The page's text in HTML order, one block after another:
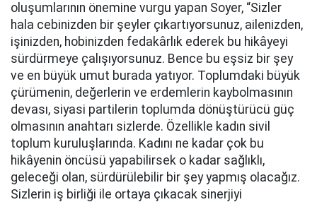
oluşumlarının önemine vurgu yapan Soyer, “Sizler
hala cebinizden bir şeyler çıkartıyorsunuz, ailenizden,
işinizden, hobinizden fedakârlık ederek bu hikâyeyi
sürdürmeye çalışıyorsunuz. Bence bu eşsiz bir şey
ve en büyük umut burada yatıyor. Toplumdaki büyük
çürümenin, değerlerin ve erdemlerin kaybolmasının
devası, siyasi partilerin toplumda dönüştürücü güç
olmasının anahtarı sizlerde. Özellikle kadın sivil
toplum kuruluşlarında. Kadını ne kadar çok bu
hikâyenin öncüsü yapabilirsek o kadar sağlıklı,
geleceği olan, sürdürülebilir bir şey yapmış olacağız.
Sizlerin iş birliği ile ortaya çıkacak sinerjiyi